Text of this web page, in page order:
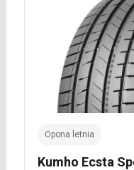
Opona letnia
Kumho Ecsta